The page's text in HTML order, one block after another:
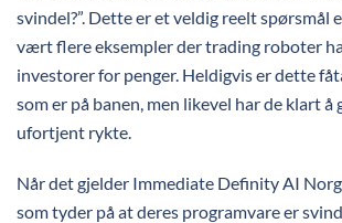
svindel?”. Dette er et veldig reelt spørsmål
vært flere eksempler der trading roboter
investorer for penger. Heldigvis er dette
som er på banen, men likevel har de klart å
ufortjent rykte.
Når det gjelder Immediate Definity AI
som tyder på at deres programvare er